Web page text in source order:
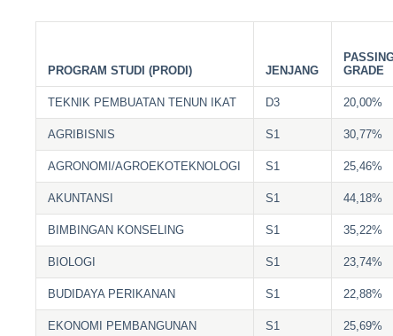
PROGRAM STUDI (PRODI) JENJANG
GRADE
TEKNIK PEMBUATAN TENUN IKAT D3 20,00%
AGRIBISNIS S1 30,77%
AGRONOMI/AGROEKOTEKNOLOGI S1 25,46%
AKUNTANSI S1 44,18%
BIMBINGAN KONSELING S1 35,22%
BIOLOGI S1 23,74%
BUDIDAYA PERIKANAN S1 22,88%
EKONOMI PEMBANGUNAN S1 25,69%